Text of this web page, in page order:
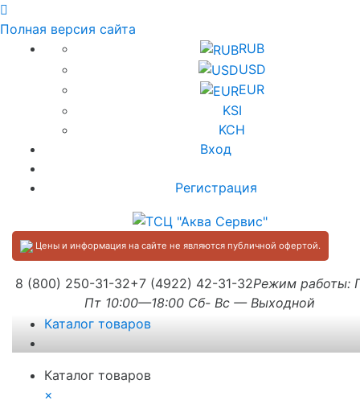
Полная версия сайта
RUB
USD
EUR
KSI
KCH
Вход
Регистрация
Цены и информация на сайте не являются публичной офертой.
8 (800) 250-31-32+7 (4922) 42-31-32Режим работы:
Пт 10:00—18:00 Сб- Вс — Выходной
Каталог товаров
Каталог товаров
×